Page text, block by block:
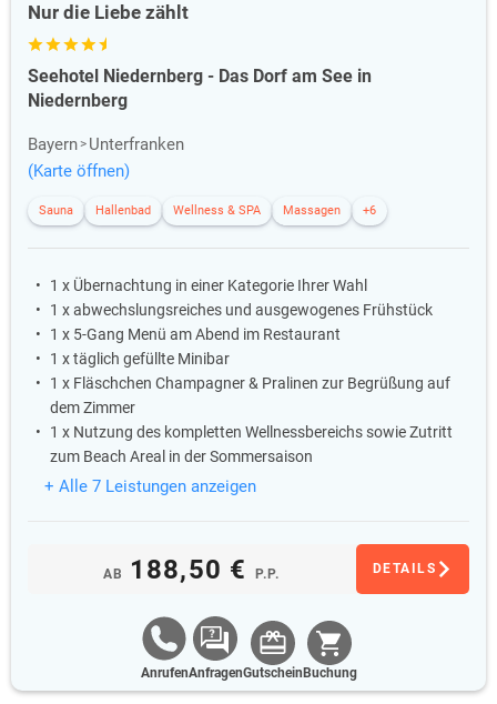
Nur die Liebe zählt
Seehotel Niedernberg - Das Dorf am See in
Niedernberg
Bayern
Unterfranken
(Karte öffnen)
Sauna Hallenbad Wellness & SPA Massagen +6
1 x Übernachtung in einer Kategorie Ihrer Wahl
1 x abwechslungsreiches und ausgewogenes Frühstück
1 x 5-Gang Menü am Abend im Restaurant
1 x täglich gefüllte Minibar
1 x Fläschchen Champagner & Pralinen zur Begrüßung auf
dem Zimmer
1 x Nutzung des kompletten Wellnessbereichs sowie Zutritt
zum Beach Areal in der Sommersaison
+ Alle 7 Leistungen anzeigen
AB 188,50 € P.P. DETAILS
AnrufenAnfragenGutschein Buchung